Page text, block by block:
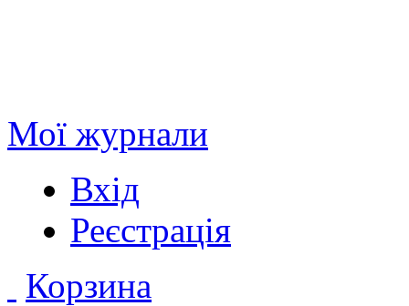
Мої журнали
Вхід
Реєстрація
Корзина